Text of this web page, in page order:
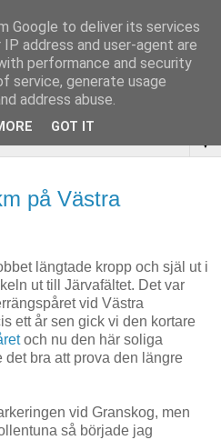
▼
på Västra
längtade kropp och själ ut i
ut till Järvafältet. Det var
vid Västra
ett år sen gick vi den kortare
och nu den här soliga
bra att prova den längre
vid Granskog, men
så började jag
Google to deliver its services
address and user-agent are
performance and security
service, generate usage
address abuse.
GOT IT